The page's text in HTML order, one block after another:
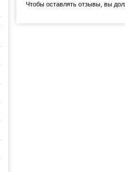
Чтобы оставлять отзывы, вы